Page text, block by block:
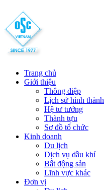
Trang chủ
Giới thiệu
Thông điệp
Lịch sử hình thành
Hệ tư tưởng
Thành tựu
Sơ đồ tổ chức
Kinh doanh
Du lịch
Dịch vụ dầu khí
Bất động sản
Lĩnh vực khác
Đơn vị